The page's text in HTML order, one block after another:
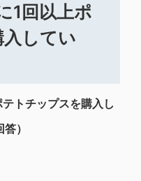
1回以上ポ
してい
トチップスを購入し
）